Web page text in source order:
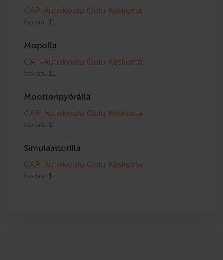
CAP-Autokoulu Oulu Keskusta
Isokatu 11
Mopolla
CAP-Autokoulu Oulu Keskusta
Isokatu 11
Moottoripyörällä
CAP-Autokoulu Oulu Keskusta
Isokatu 11
Simulaattorilla
CAP-Autokoulu Oulu Keskusta
Isokatu 11